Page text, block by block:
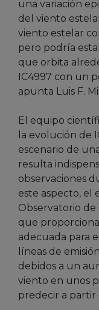
una variación
del viento
viento estelar
pero podría
que orbita
IC4997 con un
apunta Luis F.
El equipo
la evolución de
escenario de
resulta
observaciones
este aspecto, el
Observatorio de
que
adecuada para
líneas de
debidos a un
viento en unos
predecir a partir